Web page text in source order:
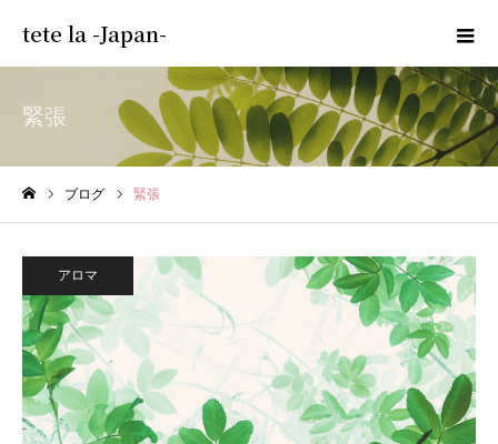
tete la -Japan-
緊張
ブログ 緊張
アロマ